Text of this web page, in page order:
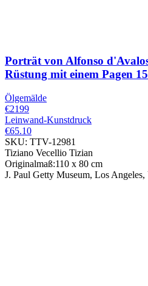
Porträt von Alfonso
Rüstung mit einem Pagen
Ölgemälde
€2199
Leinwand-Kunstdruck
€65.10
SKU: TTV-12981
Tiziano Vecellio Tizian
Originalmaß:110 x 80 cm
J. Paul Getty Museum, Los Angeles,